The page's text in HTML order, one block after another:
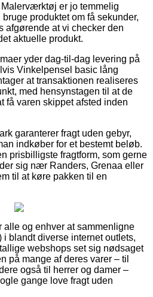
er jo temmelig
produktet om få sekunder,
afgørende at vi checker den
aktuelle produkt.
yder dag-til-dag levering på
Vinkelpensel basic lång
at transaktionen realiseres
med hensynstagen til at de
få varen skippet afsted inden
garanterer fragt uden gebyr,
indkøber for et bestemt beløb.
prisbilligste fragtform, som gerne
sig nær Randers, Grenaa eller
til at køre pakken til en
alle og enhver at sammenligne
blandt diverse internet outlets,
webshops set sig nødsaget
på mange af deres varer – til
også til herrer og damer –
gange love fragt uden